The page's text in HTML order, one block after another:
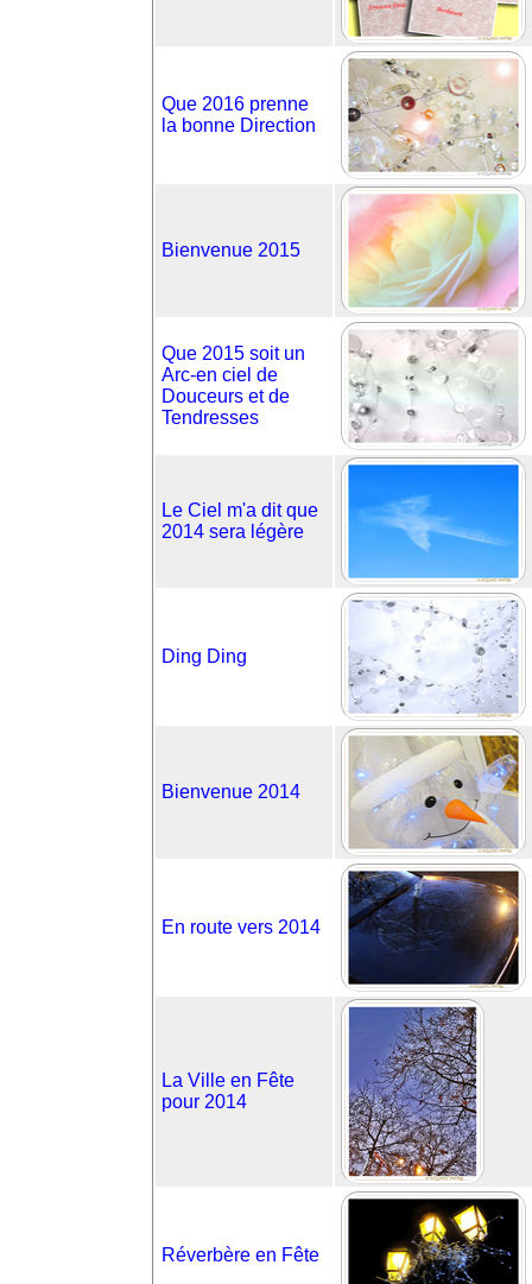
Que 2016 prenne
la bonne Direction
Bienvenue 2015
Que 2015 soit un
Arc-en ciel de
Douceurs et de
Tendresses
Le Ciel m'a dit que
2014 sera légère
Ding Ding
Bienvenue 2014
En route vers 2014
La Ville en Fête
pour 2014
Réverbère en Fête